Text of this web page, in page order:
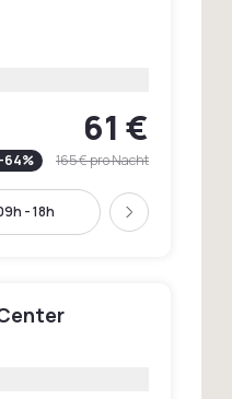
61 €
-64% 165 €pro Nacht
- 18h Weiter